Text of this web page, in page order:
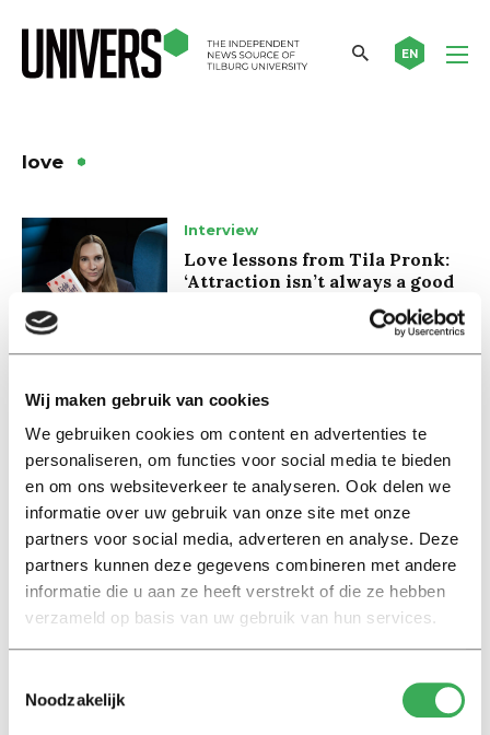
Wij maken gebruik van cookies
We gebruiken cookies om content en advertenties te
personaliseren, om functies voor social media te bieden
en om ons websiteverkeer te analyseren. Ook delen we
informatie over uw gebruik van onze site met onze
partners voor social media, adverteren en analyse. Deze
partners kunnen deze gegevens combineren met andere
informatie die u aan ze heeft verstrekt of die ze hebben
verzameld op basis van uw gebruik van hun services.
Noodzakelijk
EN
love
Interview
Love lessons from Tila Pronk:
‘Attraction isn’t always a good
International
“The idea of falling in love is
nonsense”
24 maart 2020
Nieuws
Swipen voor de liefde
10 april 2019